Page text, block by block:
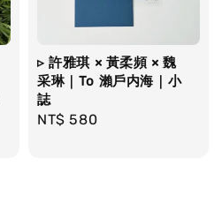
▹ 許雅琪 × 黃柔頻 × 魏
采琳｜To 瀨戶内海｜小
誌
Regular
NT$ 580